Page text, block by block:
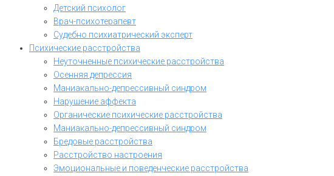
Детский психолог
Врач-психотерапевт
Судебно психиатрический эксперт
Психические расстройства
Неуточненные психические расстройства
Осенняя депрессия
Маниакально-депрессивный синдром
Нарушение аффекта
Органические психические расстройства
Маниакально-депрессивный синдром
Бредовые расстройства
Расстройство настроения
Эмоциональные и поведенческие расстройства